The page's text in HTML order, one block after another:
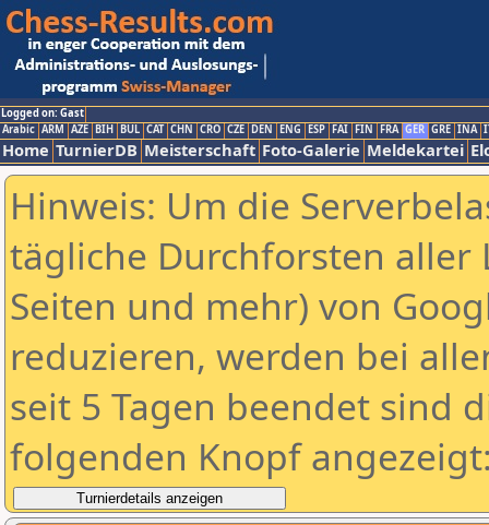
Logged on: Gast
Arabic ARM AZE BIH BUL CAT CHN CRO CZE DEN ENG ESP FAI FIN FRA GER GRE INA
Home TurnierDB Meisterschaft Foto-Galerie Meldekartei
Hinweis: Um die
tägliche Durchforsten aller
Seiten und mehr) von
reduzieren, werden bei
seit 5 Tagen beendet sind
folgenden Knopf